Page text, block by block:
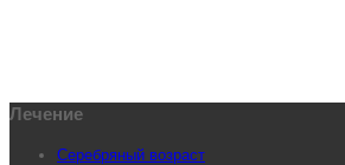
Лечение
Серебряный возраст